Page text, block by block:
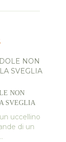
NON
SVEGLIA
uccellino
di un